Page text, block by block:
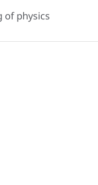
of physics